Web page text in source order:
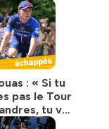
: « Si tu
pas le Tour
tu vas
le pavé »